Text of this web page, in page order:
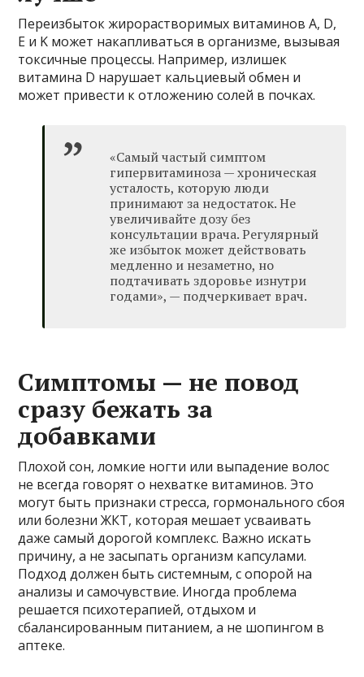
Переизбыток жирорастворимых витаминов A, D,
E и K может накапливаться в организме, вызывая
токсичные процессы. Например, излишек
витамина D нарушает кальциевый обмен и
может привести к отложению солей в почках.
«Самый частый симптом
гипервитаминоза — хроническая
усталость, которую люди
принимают за недостаток. Не
увеличивайте дозу без
консультации врача. Регулярный
же избыток может действовать
медленно и незаметно, но
подтачивать здоровье изнутри
годами», — подчеркивает врач.
Симптомы — не повод
сразу бежать за
добавками
Плохой сон, ломкие ногти или выпадение волос
не всегда говорят о нехватке витаминов. Это
могут быть признаки стресса, гормонального сбоя
или болезни ЖКТ, которая мешает усваивать
даже самый дорогой комплекс. Важно искать
причину, а не засыпать организм капсулами.
Подход должен быть системным, с опорой на
анализы и самочувствие. Иногда проблема
решается психотерапией, отдыхом и
сбалансированным питанием, а не шопингом в
аптеке.